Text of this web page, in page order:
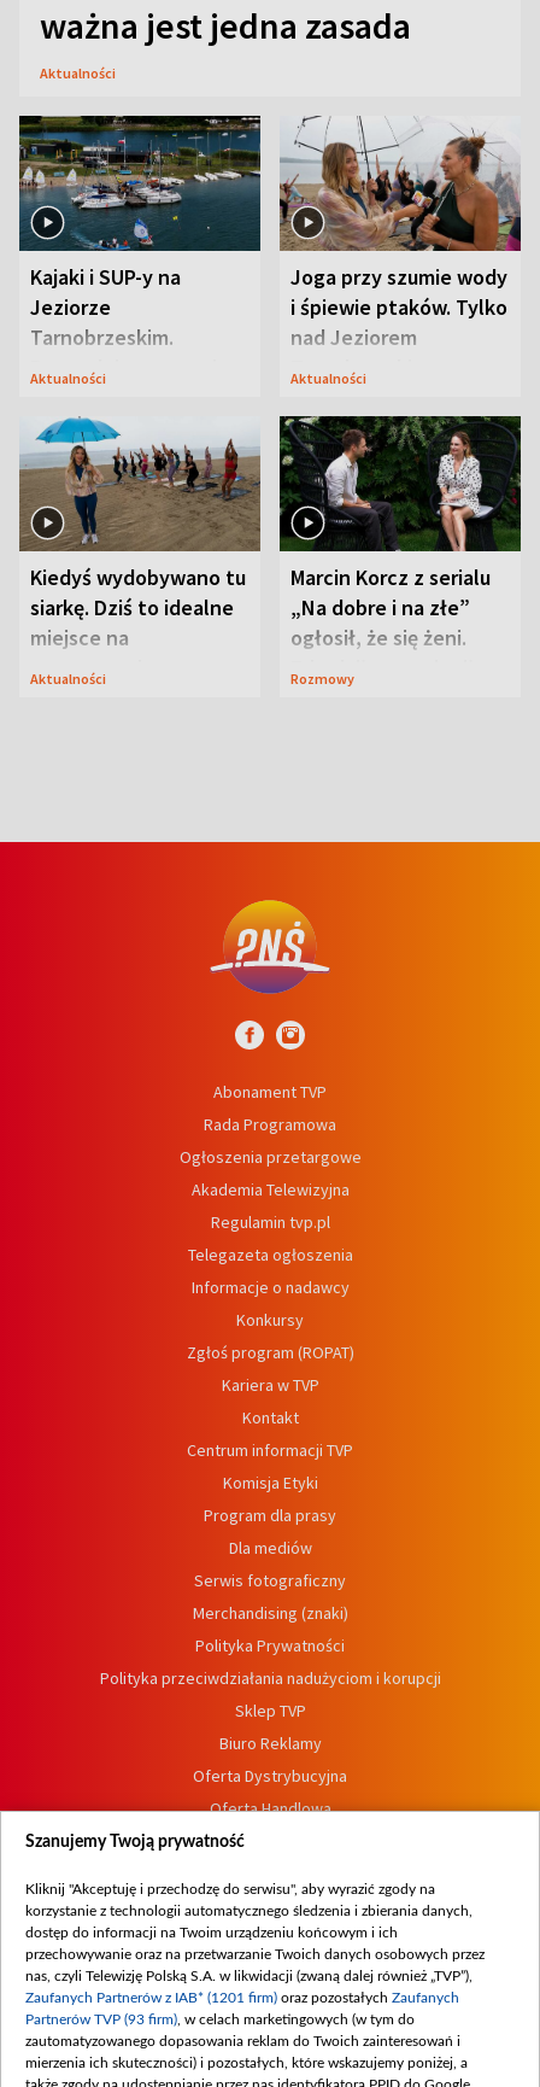
ważna jest jedna zasada
Aktualności
Kajaki i SUP-y na
Jeziorze
Tarnobrzeskim.
Przyrodnicy zwracają
Aktualności
Joga przy szumie wody
i śpiewie ptaków. Tylko
nad Jeziorem
Tarnobrzeskim
Aktualności
Kiedyś wydobywano tu
siarkę. Dziś to idealne
miejsce na
wypoczynek
Aktualności
Marcin Korcz z serialu
„Na dobre i na złe”
ogłosił, że się żeni.
Zdradził, co zmienił
Rozmowy
Abonament TVP
Rada Programowa
Ogłoszenia przetargowe
Akademia Telewizyjna
Regulamin tvp.pl
Telegazeta ogłoszenia
Informacje o nadawcy
Konkursy
Zgłoś program (ROPAT)
Kariera w TVP
Kontakt
Centrum informacji TVP
Komisja Etyki
Program dla prasy
Dla mediów
Serwis fotograficzny
Merchandising (znaki)
Polityka Prywatności
Polityka przeciwdziałania nadużyciom i korupcji
Sklep TVP
Biuro Reklamy
Oferta Dystrybucyjna
Oferta Handlowa
Dostępność
Procedura zgłoszeń wewnętrznych
Szanujemy Twoją prywatność
Kliknij "Akceptuję i przechodzę do serwisu", aby wyrazić zgody na
korzystanie z technologii automatycznego śledzenia i zbierania danych,
dostęp do informacji na Twoim urządzeniu końcowym i ich
przechowywanie oraz na przetwarzanie Twoich danych osobowych przez
nas, czyli Telewizję Polską S.A. w likwidacji (zwaną dalej również „TVP”),
Zaufanych Partnerów z IAB* (1201 firm) oraz pozostałych Zaufanych
Partnerów TVP (93 firm) , w celach marketingowych (w tym do
zautomatyzowanego dopasowania reklam do Twoich zainteresowań i
mierzenia ich skuteczności) i pozostałych, które wskazujemy poniżej, a